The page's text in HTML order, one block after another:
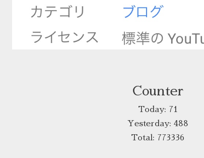
Counter
Today: 71
Yesterday: 488
Total: 773336